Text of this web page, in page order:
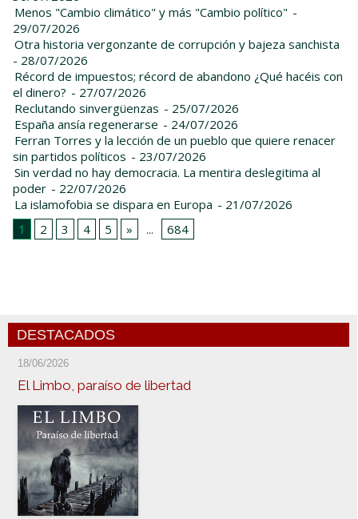
Menos "Cambio climático" y más "Cambio político" -
29/07/2026
Otra historia vergonzante de corrupción y bajeza sanchista
- 28/07/2026
Récord de impuestos; récord de abandono ¿Qué hacéis con
el dinero? - 27/07/2026
Reclutando sinvergüenzas - 25/07/2026
España ansía regenerarse - 24/07/2026
Ferran Torres y la lección de un pueblo que quiere renacer
sin partidos políticos - 23/07/2026
Sin verdad no hay democracia. La mentira deslegitima al
poder - 22/07/2026
La islamofobia se dispara en Europa - 21/07/2026
1
2 3 4 5 » ... 684
DESTACADOS
18/06/2026
El Limbo, paraíso de libertad